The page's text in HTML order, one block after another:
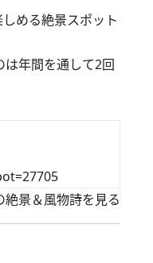
める絶景スポット
年間を通して2回
絶景＆風物詩を見る